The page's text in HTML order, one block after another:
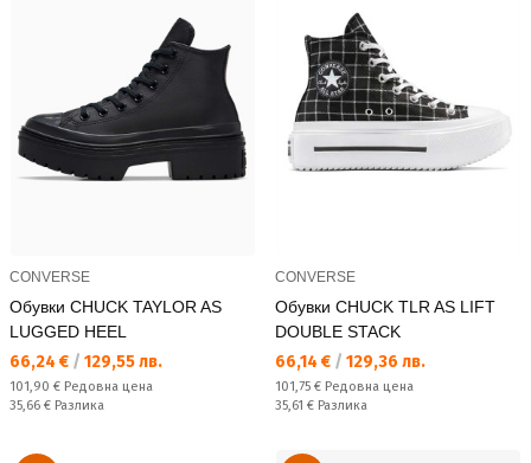
CONVERSE
Обувки CHUCK TAYLOR AS
LUGGED HEEL
Текуща цена:
66,24 € / 129,55 лв.
Редовна цена:
101,90 € Редовна цена
Спестявате:
35,66 € Разлика
CONVERSE
Обувки CHUCK TLR AS LIFT
DOUBLE STACK
Текуща цена:
66,14 € / 129,36 лв.
Редовна цена:
101,75 € Редовна цена
Спестявате:
35,61 € Разлика